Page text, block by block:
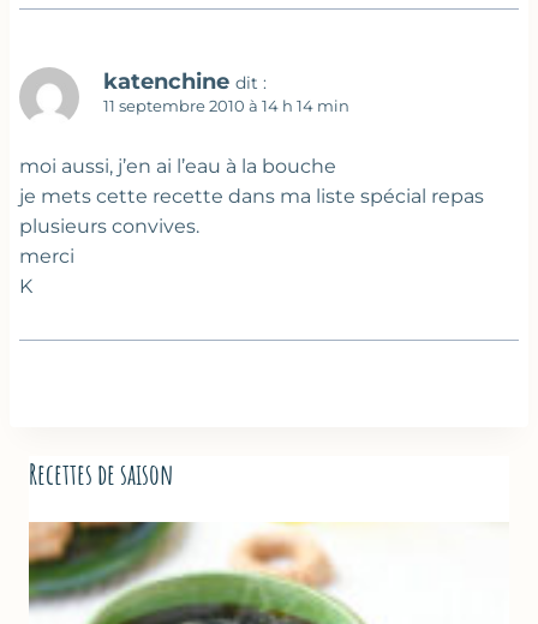
katenchine dit :
11 septembre 2010 à 14 h 14 min
moi aussi, j’en ai l’eau à la bouche
je mets cette recette dans ma liste spécial repas
plusieurs convives.
merci
K
Recettes de saison